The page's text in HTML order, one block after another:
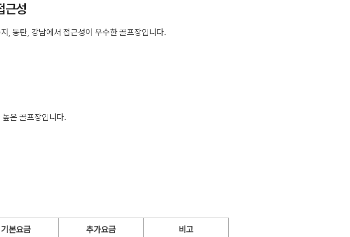
근성
, 동탄, 강남에서 접근성이 우수한 골프장입니다.
은 골프장입니다.
기본요금 추가요금 비고